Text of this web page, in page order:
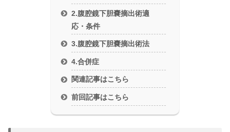
2.腹腔鏡下胆嚢摘出術適
応・条件
3.腹腔鏡下胆嚢摘出術法
4.合併症
関連記事はこちら
前回記事はこちら